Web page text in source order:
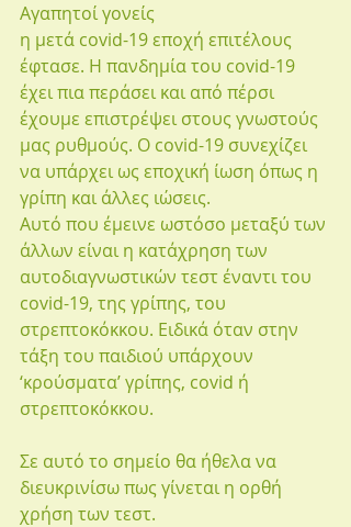
Αγαπητοί γονείς
η μετά covid-19 εποχή επιτέλους
έφτασε. Η πανδημία του covid-19
έχει πια περάσει και από πέρσι
έχουμε επιστρέψει στους γνωστούς
μας ρυθμούς. Ο covid-19 συνεχίζει
να υπάρχει ως εποχική ίωση όπως η
γρίπη και άλλες ιώσεις.
Αυτό που έμεινε ωστόσο μεταξύ των
άλλων είναι η κατάχρηση των
αυτοδιαγνωστικών τεστ έναντι του
covid-19, της γρίπης, του
στρεπτοκόκκου. Ειδικά όταν στην
τάξη του παιδιού υπάρχουν
‘κρούσματα’ γρίπης, covid ή
στρεπτοκόκκου.
Σε αυτό το σημείο θα ήθελα να
διευκρινίσω πως γίνεται η ορθή
χρήση των τεστ.